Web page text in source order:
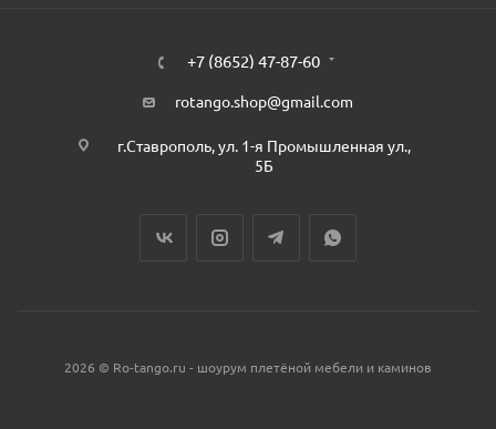
+7 (8652) 47-87-60
rotango.shop@gmail.com
г.Ставрополь, ул. 1-я Промышленная ул.,
5Б
2026 © Ro-tango.ru - шоурум плетёной мебели и каминов